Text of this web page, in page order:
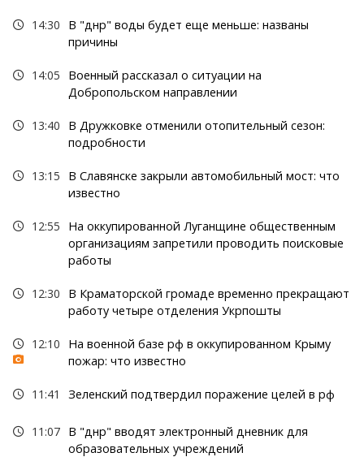
14:30
В "днр" воды будет еще меньше: названы
причины
14:05
Военный рассказал о ситуации на
Добропольском направлении
13:40
В Дружковке отменили отопительный сезон:
подробности
13:15
В Славянске закрыли автомобильный мост: что
известно
12:55
На оккупированной Луганщине общественным
организациям запретили проводить поисковые
работы
12:30
В Краматорской громаде временно прекращают
работу четыре отделения Укрпошты
12:10
На военной базе рф в оккупированном Крыму
пожар: что известно
11:41 Зеленский подтвердил поражение целей в рф
11:07 В "днр" вводят электронный дневник для
образовательных учреждений